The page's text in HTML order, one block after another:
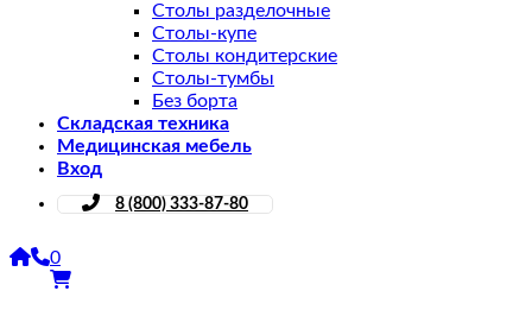
Столы разделочные
Столы-купе
Столы кондитерские
Столы-тумбы
Без борта
Складская техника
Медицинская мебель
Вход
8 (800) 333-87-80
0